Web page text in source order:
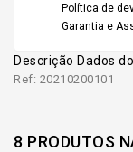
Política de
Garantia e
Descrição Dados
Ref: 20210200101
8 PRODUTOS